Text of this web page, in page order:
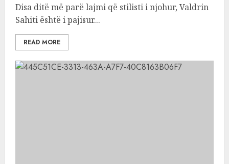
Disa ditë më parë lajmi që stilisti i njohur, Valdrin
Sahiti është i pajisur...
READ MORE